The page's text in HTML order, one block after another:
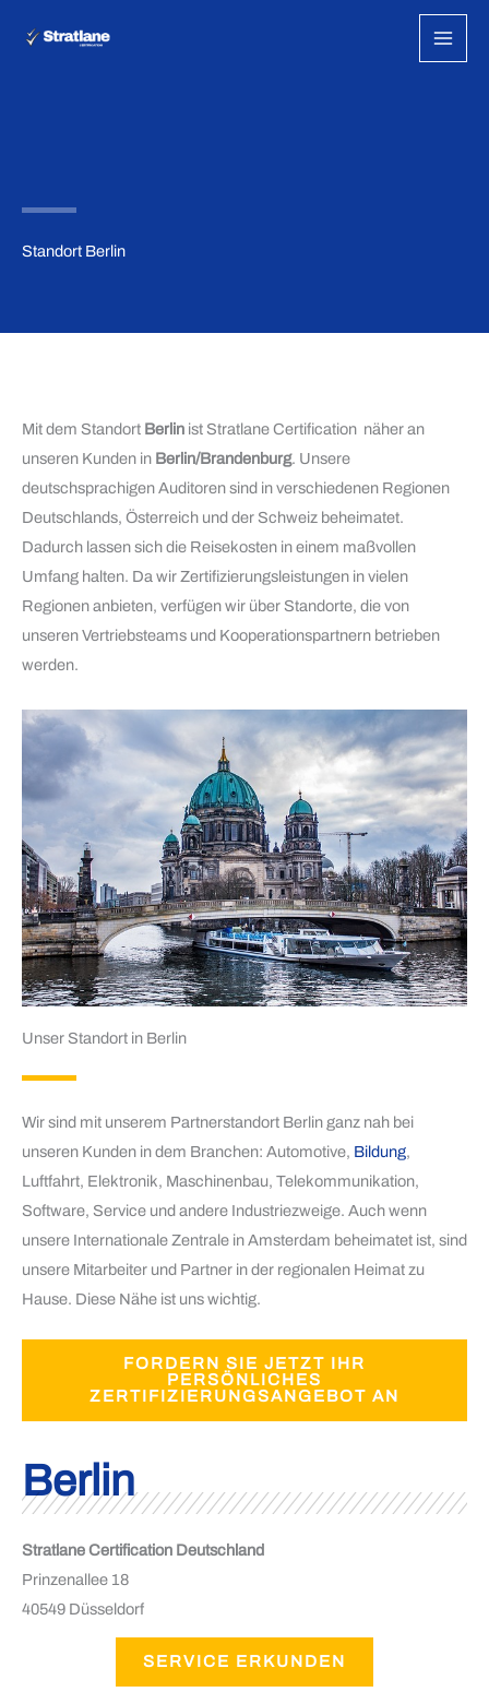
Inhalt
Standort Berlin
Mit dem Standort Berlin ist Stratlane Certification näher an
unseren Kunden in Berlin/Brandenburg. Unsere
deutschsprachigen Auditoren sind in verschiedenen Regionen
Deutschlands, Österreich und der Schweiz beheimatet.
Dadurch lassen sich die Reisekosten in einem maßvollen
Umfang halten. Da wir Zertifizierungsleistungen in vielen
Regionen anbieten, verfügen wir über Standorte, die von
unseren Vertriebsteams und Kooperationspartnern betrieben
werden.
Unser Standort in Berlin
Wir sind mit unserem Partnerstandort Berlin ganz nah bei
unseren Kunden in dem Branchen: Automotive, Bildung,
Luftfahrt, Elektronik, Maschinenbau, Telekommunikation,
Software, Service und andere Industriezweige. Auch wenn
unsere Internationale Zentrale in Amsterdam beheimatet ist, sind
unsere Mitarbeiter und Partner in der regionalen Heimat zu
Hause. Diese Nähe ist uns wichtig.
FORDERN SIE JETZT IHR
PERSÖNLICHES
ZERTIFIZIERUNGSANGEBOT AN
Berlin
Stratlane Certification Deutschland
Prinzenallee 18
40549 Düsseldorf
SERVICE ERKUNDEN